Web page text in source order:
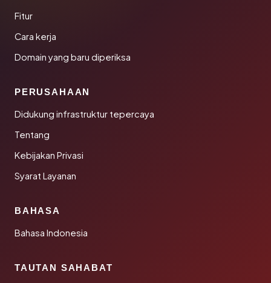
Fitur
Cara kerja
Domain yang baru diperiksa
PERUSAHAAN
Didukung infrastruktur tepercaya
Tentang
Kebijakan Privasi
Syarat Layanan
BAHASA
Bahasa Indonesia
TAUTAN SAHABAT